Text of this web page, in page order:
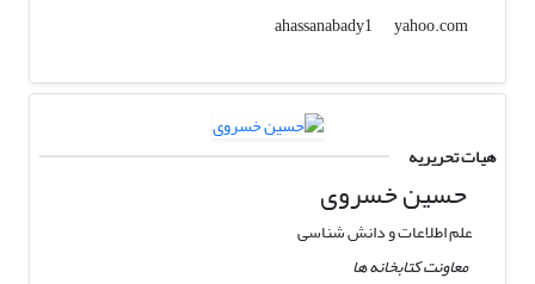
ahassanabady1
yahoo.com
هیات تحریریه
حسین خسروی
علم اطلاعات و دانش شناسی
معاونت کتابخانه ها